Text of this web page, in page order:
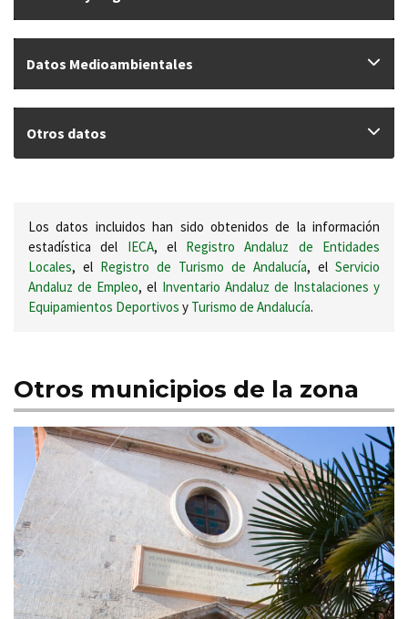
Datos Medioambientales
Otros datos
Los datos incluidos han sido obtenidos de la información
estadística del IECA, el Registro Andaluz de Entidades
Locales, el Registro de Turismo de Andalucía, el Servicio
Andaluz de Empleo, el Inventario Andaluz de Instalaciones y
Equipamientos Deportivos y Turismo de Andalucía.
Otros municipios de la zona